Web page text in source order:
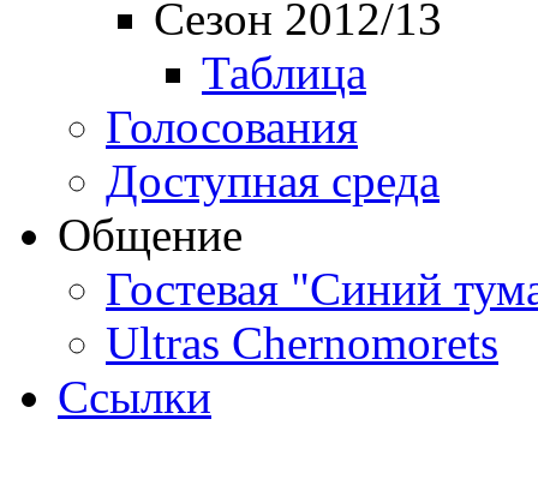
Сезон 2012/13
Таблица
Голосования
Доступная среда
Общение
Гостевая "Синий
Ultras Chernomorets
Ссылки